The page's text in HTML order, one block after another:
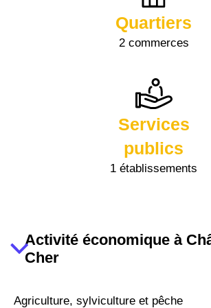
Quartiers
2 commerces
Services
publics
1 établissements
Activité économique à
Cher
Agriculture, sylviculture et pêche